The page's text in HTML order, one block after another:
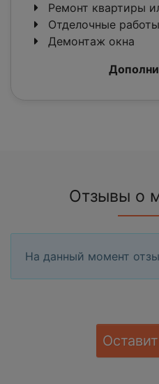
Ремонт квартиры
Отделочные работы
Демонтаж окна
Отзывы о
На данный момент